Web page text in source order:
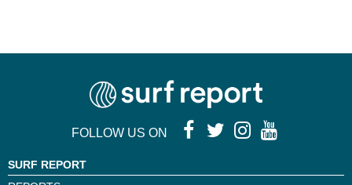
FOLLOW US ON
SURF REPORT